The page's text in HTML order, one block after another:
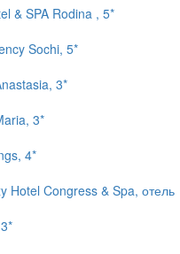
& SPA Rodina , 5*
Sochi, 5*
3*
3*
4*
Hotel Congress & Spa, отель